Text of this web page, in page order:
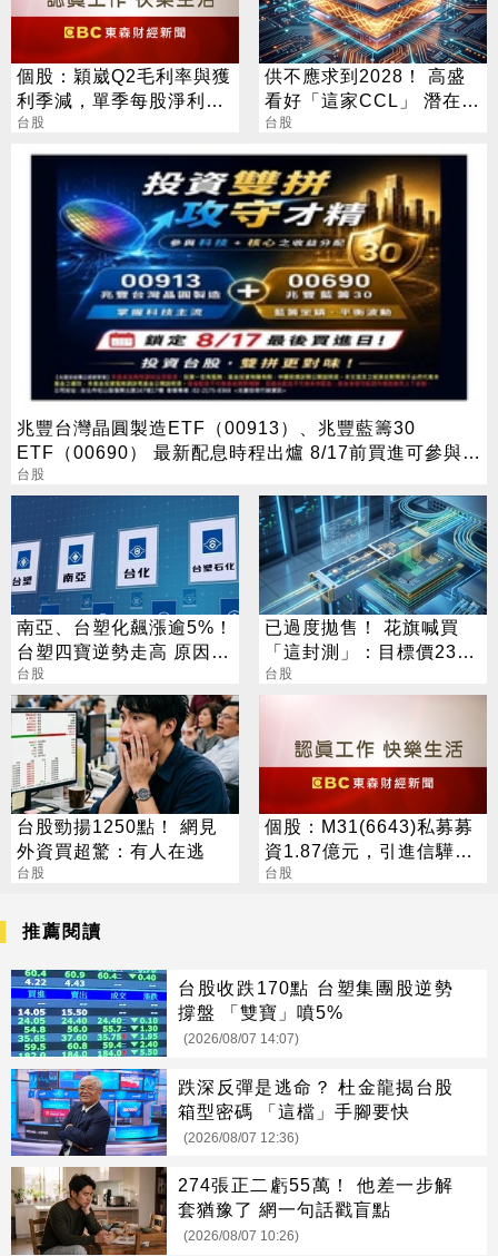
個股：穎崴Q2毛利率與獲
利季減，單季每股淨利
18.7元，Q3有新產能估業
台股
供不應求到2028！ 高盛
看好「這家CCL」 潛在漲
幅171%
台股
兆豐台灣晶圓製造ETF（00913）、兆豐藍籌30
ETF（00690） 最新配息時程出爐 8/17前買進可參與收
益分配
台股
南亞、台塑化飆漲逾5%！
台塑四寶逆勢走高 原因找
到了
台股
已過度拋售！ 花旗喊買
「這封測」：目標價230
元
台股
台股勁揚1250點！ 網見
外資買超驚：有人在逃
台股
個股：M31(6643)私募募
資1.87億元，引進信驊為
策略性投資人
台股
推薦閱讀
台股收跌170點 台塑集團股逆勢
撐盤 「雙寶」噴5%
(2026/08/07 14:07)
跌深反彈是逃命？ 杜金龍揭台股
箱型密碼 「這檔」手腳要快
(2026/08/07 12:36)
274張正二虧55萬！ 他差一步解
套猶豫了 網一句話戳盲點
(2026/08/07 10:26)